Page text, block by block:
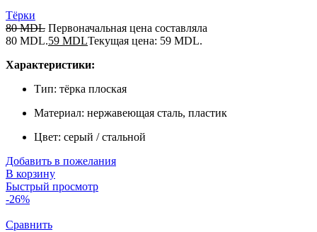
Тёрки
80MDL Первоначальная цена составляла
80 MDL.59 MDLТекущая цена: 59 MDL.
Характеристики:
Тип: тёрка плоская
Материал: нержавеющая сталь, пластик
Цвет: серый / стальной
Добавить в пожелания
В корзину
Быстрый просмотр
-26%
Сравнить